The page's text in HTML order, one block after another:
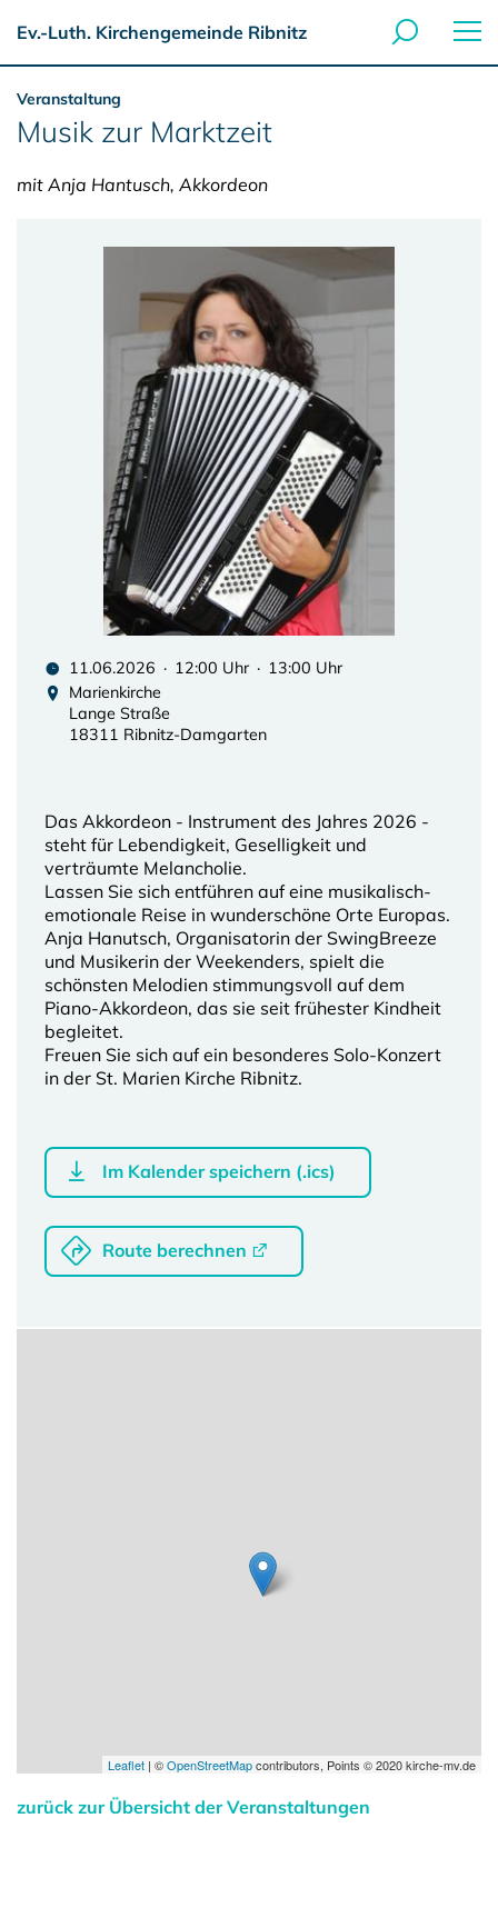
Ev.-Luth. Kirchengemeinde Ribnitz
Veranstaltung
Musik zur Marktzeit
mit Anja Hantusch, Akkordeon
11.06.2026 · 12:00 Uhr · 13:00 Uhr
Marienkirche
Lange Straße
18311 Ribnitz-Damgarten
Das Akkordeon - Instrument des Jahres 2026 -
steht für Lebendigkeit, Geselligkeit und
verträumte Melancholie.
Lassen Sie sich entführen auf eine musikalisch-
emotionale Reise in wunderschöne Orte Europas.
Anja Hanutsch, Organisatorin der SwingBreeze
und Musikerin der Weekenders, spielt die
schönsten Melodien stimmungsvoll auf dem
Piano-Akkordeon, das sie seit frühester Kindheit
begleitet.
Freuen Sie sich auf ein besonderes Solo-Konzert
in der St. Marien Kirche Ribnitz.
Im Kalender speichern (.ics)
Route berechnen
Leaflet | ©OpenStreetMapcontributors, Points © 2020 kirche-mv.de
zurück zur Übersicht der Veranstaltungen